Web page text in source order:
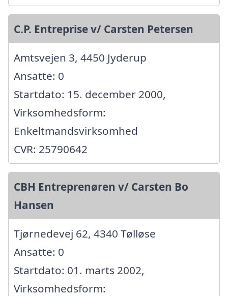
C.P. Entreprise v/ Carsten Petersen
Amtsvejen 3, 4450 Jyderup
Ansatte: 0
Startdato: 15. december 2000,
Virksomhedsform:
Enkeltmandsvirksomhed
CVR: 25790642
CBH Entreprenøren v/ Carsten Bo
Hansen
Tjørnedevej 62, 4340 Tølløse
Ansatte: 0
Startdato: 01. marts 2002,
Virksomhedsform: